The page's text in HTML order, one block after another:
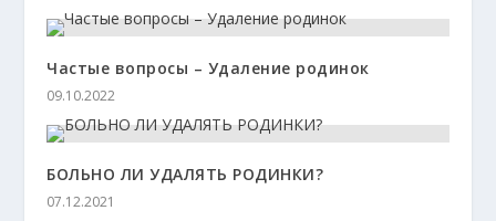
Частые вопросы – Удаление родинок
09.10.2022
БОЛЬНО ЛИ УДАЛЯТЬ РОДИНКИ?
07.12.2021